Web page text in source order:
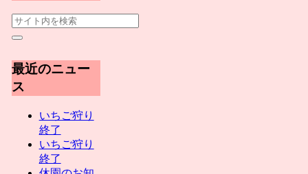
最近のニュー
ス
いちご狩り
終了
いちご狩り
終了